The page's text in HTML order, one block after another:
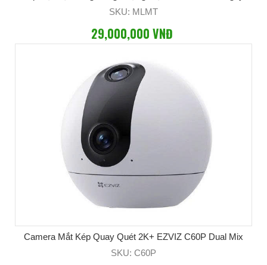
SKU: MLMT
29,000,000 VNĐ
Camera Mắt Kép Quay Quét 2K+ EZVIZ C60P Dual Mix
SKU: C60P